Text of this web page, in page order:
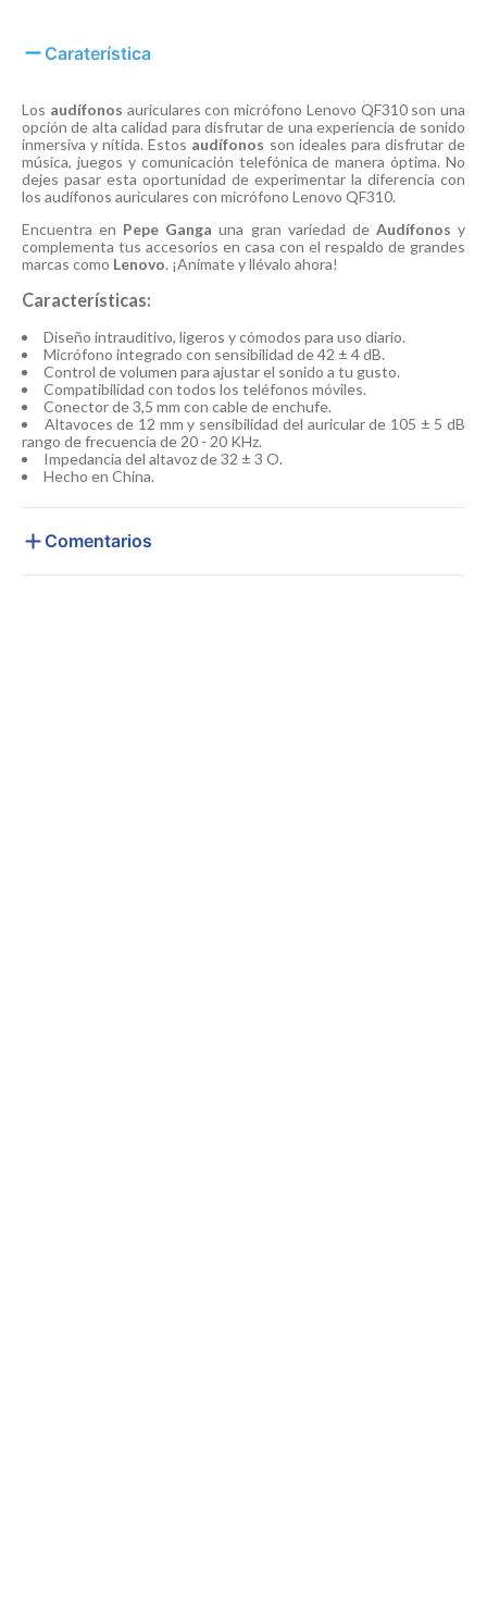
Caraterística
Los audífonos auriculares con micrófono Lenovo QF310 son una
opción de alta calidad para disfrutar de una experiencia de sonido
inmersiva y nítida. Estos audífonos son ideales para disfrutar de
música, juegos y comunicación telefónica de manera óptima. No
dejes pasar esta oportunidad de experimentar la diferencia con
los audífonos auriculares con micrófono Lenovo QF310.
Encuentra en Pepe Ganga una gran variedad de Audífonos y
complementa tus accesorios en casa con el respaldo de grandes
marcas como Lenovo. ¡Anímate y llévalo ahora!
Características:
Diseño intrauditivo, ligeros y cómodos para uso diario.
Micrófono integrado con sensibilidad de 42 ± 4 dB.
Control de volumen para ajustar el sonido a tu gusto.
Compatibilidad con todos los teléfonos móviles.
Conector de 3,5 mm con cable de enchufe.
Altavoces de 12 mm y sensibilidad del auricular de 105 ± 5 dB
rango de frecuencia de 20 - 20 KHz.
Impedancia del altavoz de 32 ± 3 O.
Hecho en China.
Comentarios